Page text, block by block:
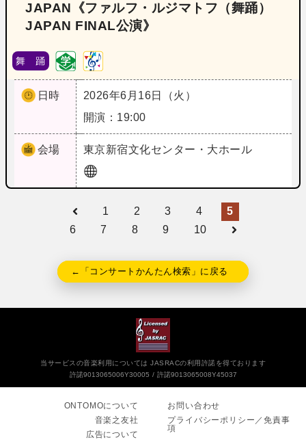
JAPAN《ファルフ・ルジマトフ（舞踊）
JAPAN FINAL公演》
舞 踊
日時
2026年6月16日（火）
開演：19:00
会場 東京新宿文化センター・大ホール
1 2 3 4
5
6
7 8 9 10
←「コンサートかんたん検索」に戻る
当サービスの音楽利用については JASRACの利用許諾を得ております
許諾9013065006Y30005
許諾9013065008Y45037
ONTOMOについて
音楽之友社
広告について
お問い合わせ
プライバシーポリシー／免責事
項